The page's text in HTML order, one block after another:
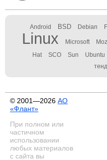
Android BSD Debian
Linux Microsoft
Hat SCO Sun Ubuntu
© 2001—2026 АО
«Флант»
При полном или
частичном
использовании
любых материалов
с сайта вы